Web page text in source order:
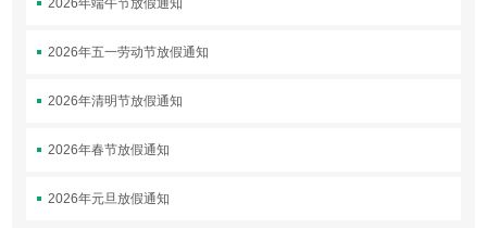
2026年端午节放假通知
2026年五一劳动节放假通知
2026年清明节放假通知
2026年春节放假通知
2026年元旦放假通知